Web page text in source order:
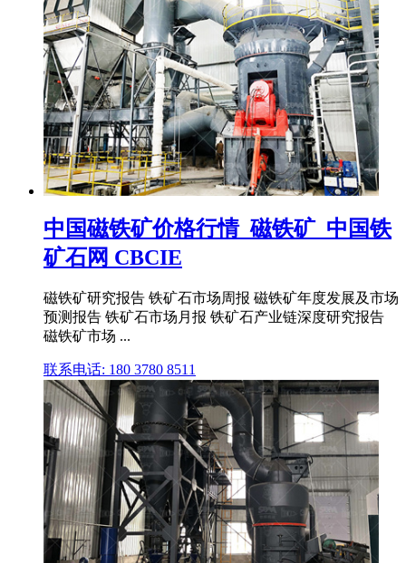
中国磁铁矿价格行情_磁铁矿_中国铁
矿石网 CBCIE
磁铁矿研究报告 铁矿石市场周报 磁铁矿年度发展及市场
预测报告 铁矿石市场月报 铁矿石产业链深度研究报告
磁铁矿市场 ...
联系电话: 180 3780 8511